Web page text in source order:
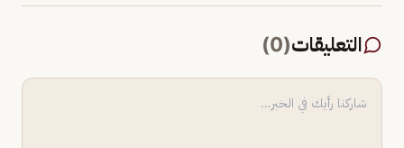
التعليقات(
0
)